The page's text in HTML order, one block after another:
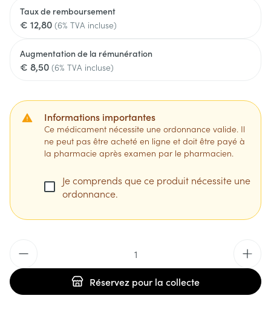
Taux de remboursement
€ 12,80 (6% TVA incluse)
Augmentation de la rémunération
€ 8,50 (6% TVA incluse)
Informations importantes
Ce médicament nécessite une ordonnance valide. Il
ne peut pas être acheté en ligne et doit être payé à
la pharmacie après examen par le pharmacien.
Je comprends que ce produit nécessite une
ordonnance.
Réservez pour la collecte